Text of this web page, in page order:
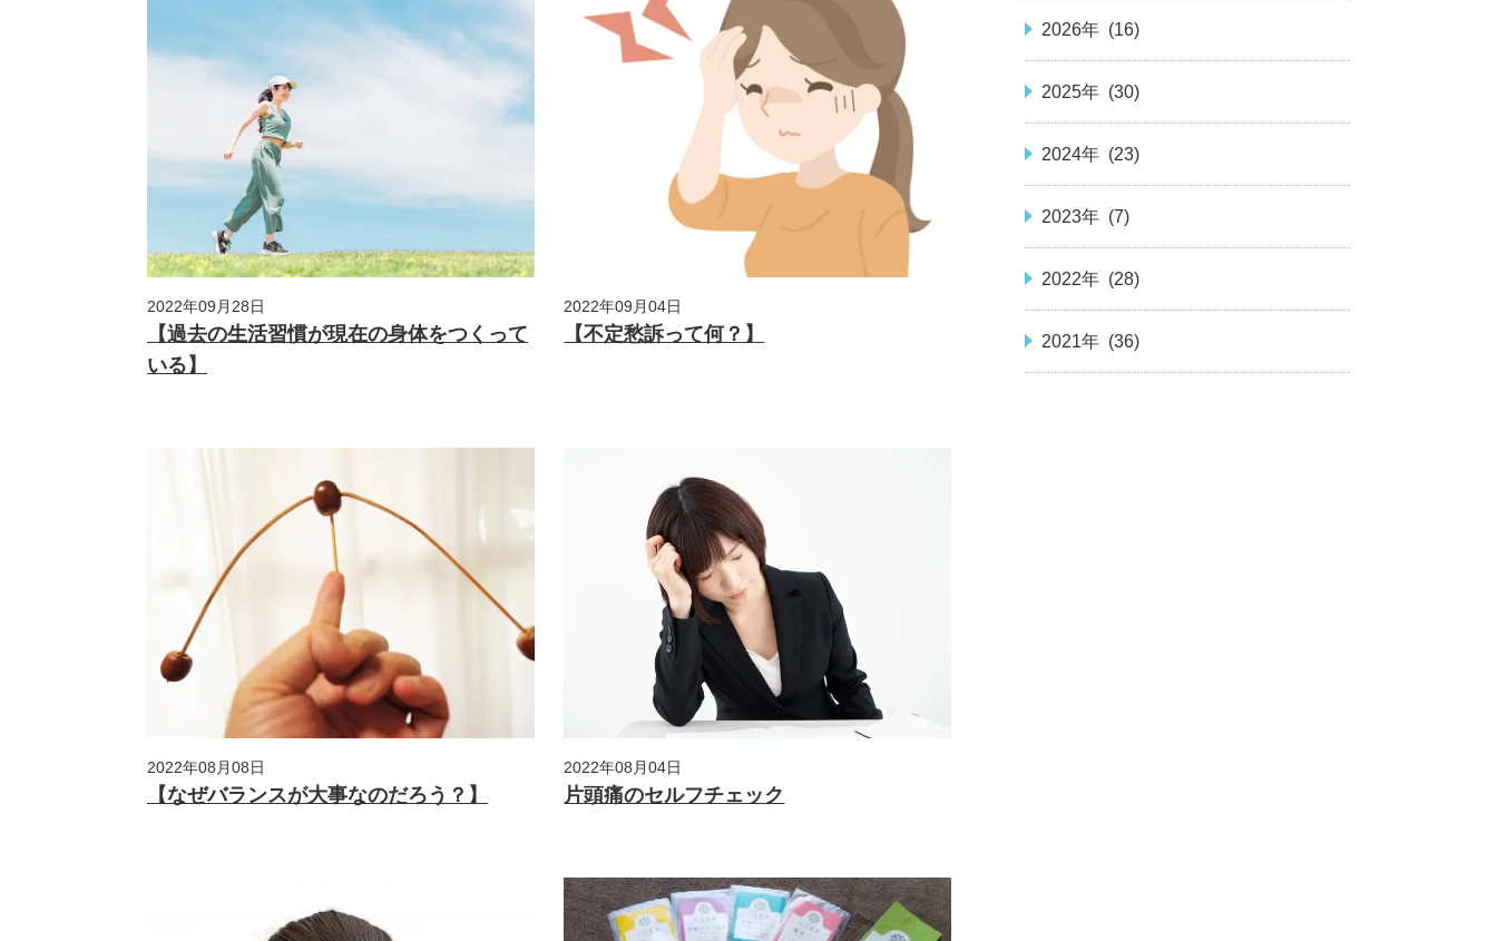
2022年09月28日
【過去の生活習慣が現在の身体をつくって
いる】
2022年09月04日
【不定愁訴って何？】
2022年08月08日
【なぜバランスが大事なのだろう？】
2022年08月04日
片頭痛のセルフチェック
2026年 (16)
2025年 (30)
2024年 (23)
2023年 (7)
2022年 (28)
2021年 (36)